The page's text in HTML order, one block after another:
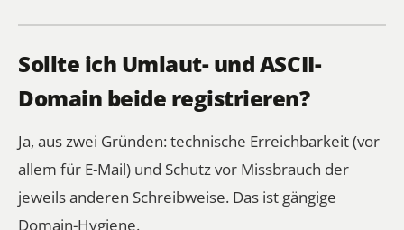
Sollte ich Umlaut- und ASCII-
Domain beide registrieren?
Ja, aus zwei Gründen: technische Erreichbarkeit (vor
allem für E-Mail) und Schutz vor Missbrauch der
jeweils anderen Schreibweise. Das ist gängige
Domain-Hygiene.